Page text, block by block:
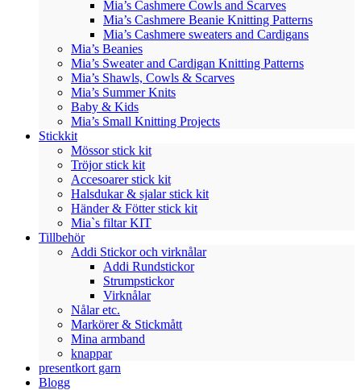
Mia’s Cashmere Cowls and Scarves
Mia’s Cashmere Beanie Knitting Patterns
Mia’s Cashmere sweaters and Cardigans
Mia’s Beanies
Mia’s Sweater and Cardigan Knitting Patterns
Mia’s Shawls, Cowls & Scarves
Mia’s Summer Knits
Baby & Kids
Mia’s Small Knitting Projects
Stickkit
Mössor stick kit
Tröjor stick kit
Accesoarer stick kit
Halsdukar & sjalar stick kit
Händer & Fötter stick kit
Mia`s filtar KIT
Tillbehör
Addi Stickor och virknålar
Addi Rundstickor
Strumpstickor
Virknålar
Nålar etc.
Markörer & Stickmått
Mina armband
knappar
presentkort garn
Blogg